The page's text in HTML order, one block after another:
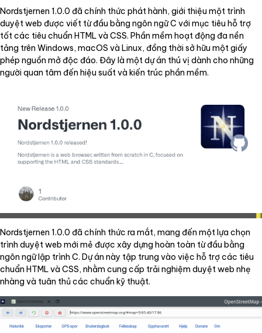
Nordstjernen 1.0.0 đã chính thức phát hành, giới thiệu một trình
duyệt web được viết từ đầu bằng ngôn ngữ C với mục tiêu hỗ trợ
tốt các tiêu chuẩn HTML và CSS. Phần mềm hoạt động đa nền
tảng trên Windows, macOS và Linux, đồng thời sở hữu một giấy
phép nguồn mở độc đáo. Đây là một dự án thú vị dành cho những
người quan tâm đến hiệu suất và kiến trúc phần mềm.
Nordstjernen 1.0.0 đã chính thức ra mắt, mang đến một lựa chọn
trình duyệt web mới mẻ được xây dựng hoàn toàn từ đầu bằng
ngôn ngữ lập trình C. Dự án này tập trung vào việc hỗ trợ các tiêu
chuẩn HTML và CSS, nhằm cung cấp trải nghiệm duyệt web nhẹ
nhàng và tuân thủ các chuẩn kỹ thuật.